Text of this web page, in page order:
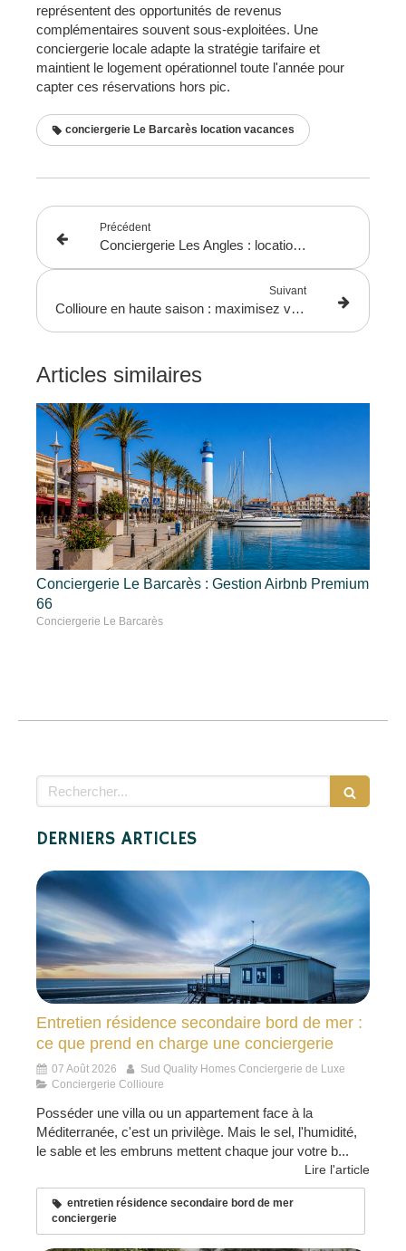
représentent des opportunités de revenus
complémentaires souvent sous-exploitées. Une
conciergerie locale adapte la stratégie tarifaire et
maintient le logement opérationnel toute l'année pour
capter ces réservations hors pic.
conciergerie Le Barcarès location vacances
Précédent
Conciergerie Les Angles : location montagne toute l'année en Capcir
Suivant
Collioure en haute saison : maximisez vos revenus locatifs avec une conciergerie experte
Articles similaires
Conciergerie Le Barcarès : Gestion Airbnb Premium
66
Conciergerie Le Barcarès
Rechercher
DERNIERS ARTICLES
Entretien résidence secondaire bord de mer :
ce que prend en charge une conciergerie
07 Août 2026
Sud Quality Homes Conciergerie de Luxe
Conciergerie Collioure
Posséder une villa ou un appartement face à la
Méditerranée, c'est un privilège. Mais le sel, l'humidité,
le sable et les embruns mettent chaque jour votre b...
Lire l'article
entretien résidence secondaire bord de mer
conciergerie